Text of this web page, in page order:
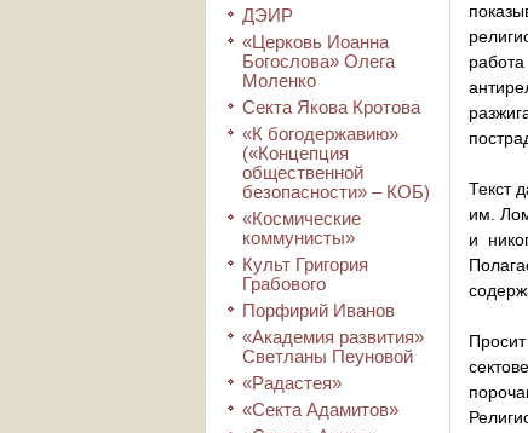
ДЭИР
«Церковь Иоанна
Богослова» Олега
Моленко
Секта Якова Кротова
«К богодержавию»
(«Концепция
общественной
безопасности» – КОБ)
«Космические
коммунисты»
Культ Григория
Грабового
Порфирий Иванов
«Академия развития»
Светланы Пеуновой
«Радастея»
«Секта Адамитов»
Текст
им.
и